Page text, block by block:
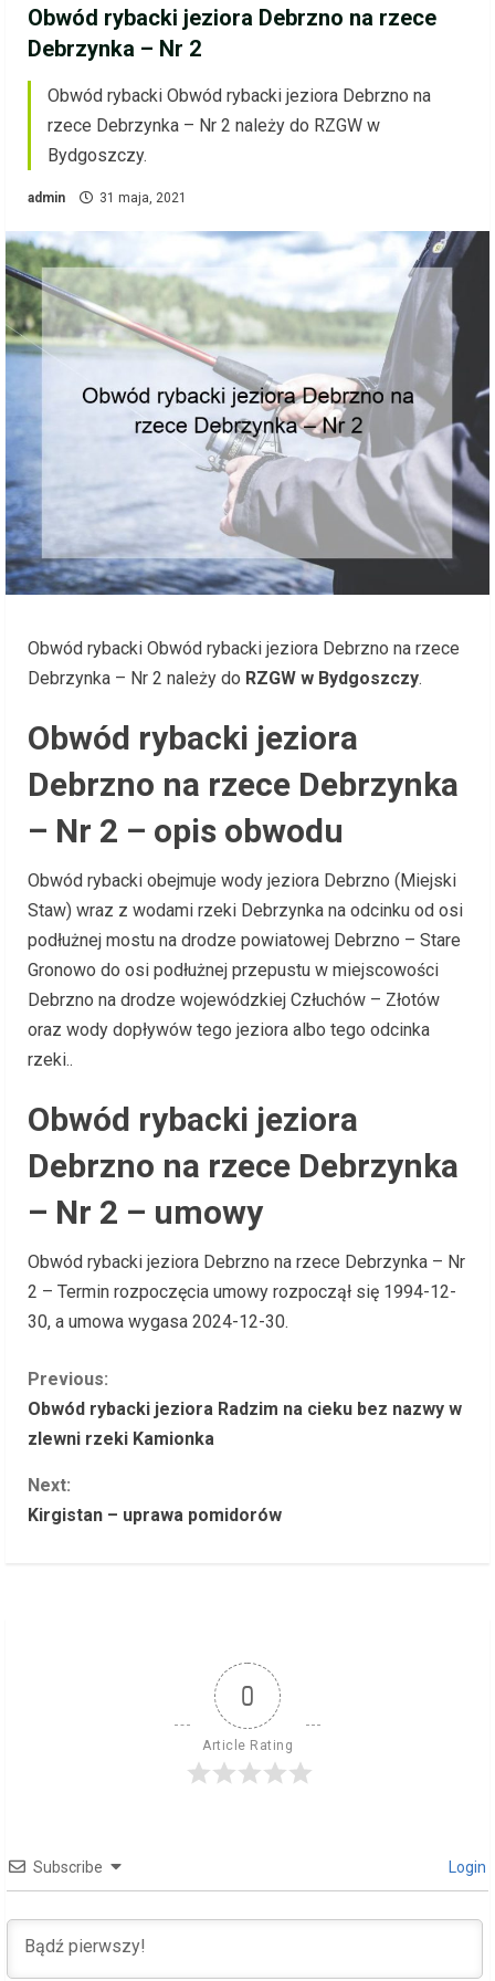
Obwód rybacki jeziora Debrzno na rzece
Debrzynka – Nr 2
Obwód rybacki Obwód rybacki jeziora Debrzno na
rzece Debrzynka – Nr 2 należy do RZGW w
Bydgoszczy.
admin 31 maja, 2021
Obwód rybacki Obwód rybacki jeziora Debrzno na rzece
Debrzynka – Nr 2 należy do RZGW w Bydgoszczy.
Obwód rybacki jeziora
Debrzno na rzece Debrzynka
– Nr 2 – opis obwodu
Obwód rybacki obejmuje wody jeziora Debrzno (Miejski
Staw) wraz z wodami rzeki Debrzynka na odcinku od osi
podłużnej mostu na drodze powiatowej Debrzno – Stare
Gronowo do osi podłużnej przepustu w miejscowości
Debrzno na drodze wojewódzkiej Człuchów – Złotów
oraz wody dopływów tego jeziora albo tego odcinka
rzeki..
Obwód rybacki jeziora
Debrzno na rzece Debrzynka
– Nr 2 – umowy
Obwód rybacki jeziora Debrzno na rzece Debrzynka – Nr
2 – Termin rozpoczęcia umowy rozpoczął się 1994-12-
30, a umowa wygasa 2024-12-30.
C
o
n
t
d
i
Previous:
Obwód rybacki jeziora Radzim na cieku bez nazwy w
zlewni rzeki Kamionka
Next:
Kirgistan – uprawa pomidorów
0
Article Rating
Subscribe Login